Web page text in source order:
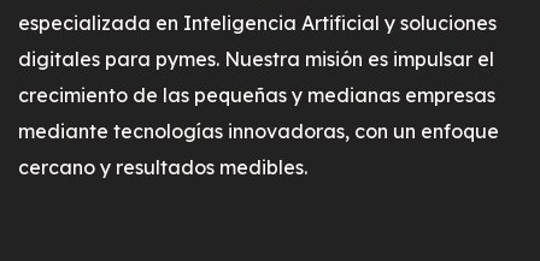
especializada en Inteligencia Artificial y soluciones
digitales para pymes. Nuestra misión es impulsar el
crecimiento de las pequeñas y medianas empresas
mediante tecnologías innovadoras, con un enfoque
cercano y resultados medibles.